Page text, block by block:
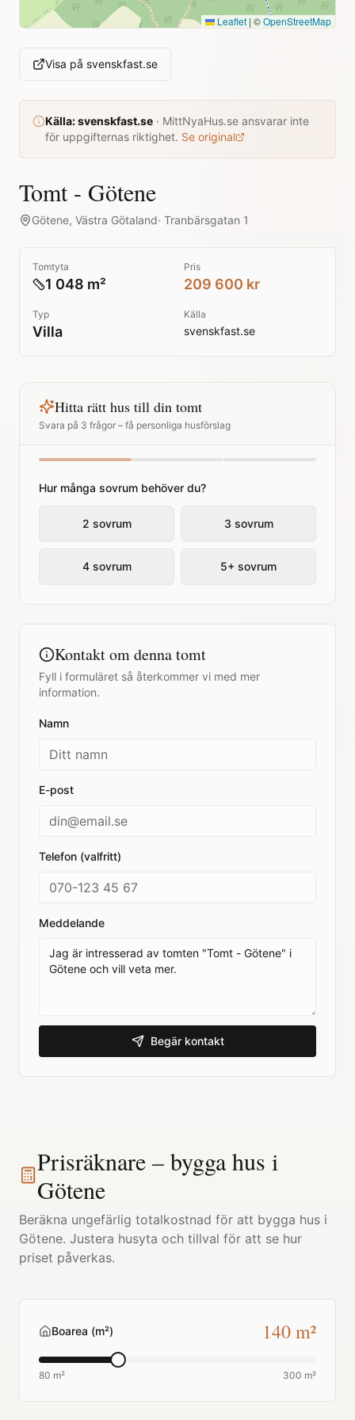
Leaflet | ©OpenStreetMap
Visa på svenskfast.se
Källa:svenskfast.se · MittNyaHus.se ansvarar inte
för uppgifternas riktighet. Se original
Tomt - Götene
Götene, Västra Götaland· Tranbärsgatan 1
Tomtyta
1 048 m²
Pris
209 600 kr
Typ
Villa
Källa
svenskfast.se
Hitta rätt hus till din tomt
Svara på 3 frågor – få personliga husförslag
Hur många sovrum behöver du?
2 sovrum 3 sovrum
4 sovrum 5+ sovrum
Kontakt om denna tomt
Fyll i formuläret så återkommer vi med mer
information.
Namn
E-post
Telefon (valfritt)
Meddelande
Begär kontakt
Prisräknare – bygga hus i
Götene
Beräkna ungefärlig totalkostnad för att bygga hus i
Götene. Justera husyta och tillval för att se hur
priset påverkas.
Boarea (m²) 140m²
80 m² 300 m²